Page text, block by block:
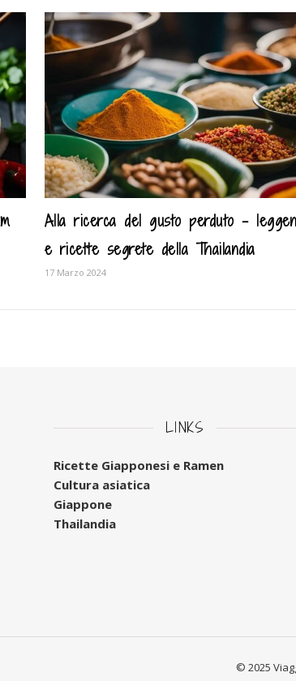
Alla ricerca del gusto perduto –
e ricette segrete della Thailandia
17 Marzo 2024
LINKS
Ricette Giapponesi e Ramen
Cultura asiatica
Giappone
Thailandia
© 2025